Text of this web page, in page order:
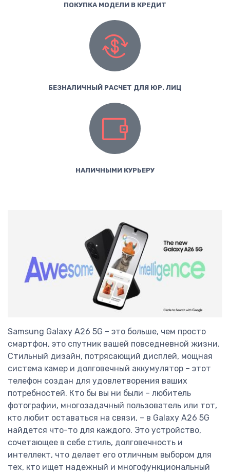
ПОКУПКА МОДЕЛИ В КРЕДИТ
БЕЗНАЛИЧНЫЙ РАСЧЕТ ДЛЯ ЮР. ЛИЦ
НАЛИЧНЫМИ КУРЬЕРУ
Samsung Galaxy A26 5G – это больше, чем просто
смартфон, это спутник вашей повседневной жизни.
Стильный дизайн, потрясающий дисплей, мощная
система камер и долговечный аккумулятор – этот
телефон создан для удовлетворения ваших
потребностей. Кто бы вы ни были – любитель
фотографии, многозадачный пользователь или тот,
кто любит оставаться на связи, – в Galaxy A26 5G
найдется что-то для каждого. Это устройство,
сочетающее в себе стиль, долговечность и
интеллект, что делает его отличным выбором для
тех, кто ищет надежный и многофункциональный